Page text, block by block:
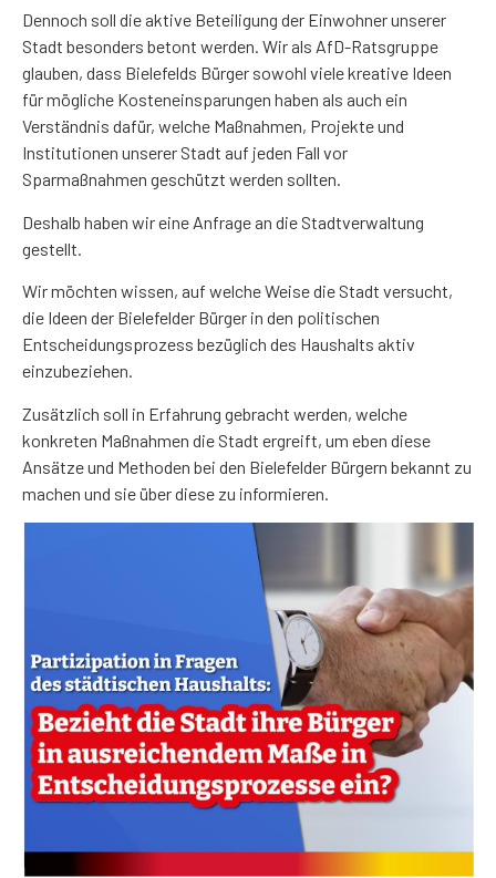
Dennoch soll die aktive Beteiligung der Einwohner unserer
Stadt besonders betont werden. Wir als AfD-Ratsgruppe
glauben, dass Bielefelds Bürger sowohl viele kreative Ideen
für mögliche Kosteneinsparungen haben als auch ein
Verständnis dafür, welche Maßnahmen, Projekte und
Institutionen unserer Stadt auf jeden Fall vor
Sparmaßnahmen geschützt werden sollten.
Deshalb haben wir eine Anfrage an die Stadtverwaltung
gestellt.
Wir möchten wissen, auf welche Weise die Stadt versucht,
die Ideen der Bielefelder Bürger in den politischen
Entscheidungsprozess bezüglich des Haushalts aktiv
einzubeziehen.
Zusätzlich soll in Erfahrung gebracht werden, welche
konkreten Maßnahmen die Stadt ergreift, um eben diese
Ansätze und Methoden bei den Bielefelder Bürgern bekannt zu
machen und sie über diese zu informieren.